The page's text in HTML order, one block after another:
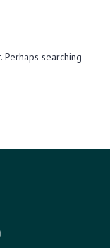
Perhaps searching